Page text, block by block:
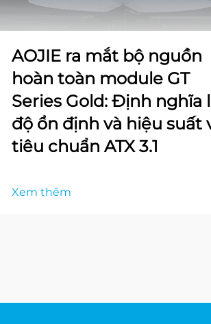
AOJIE ra mắt bộ nguồn
hoàn toàn module GT
Series Gold: Định nghĩa
độ ổn định và hiệu suất
tiêu chuẩn ATX 3.1
Xem thêm